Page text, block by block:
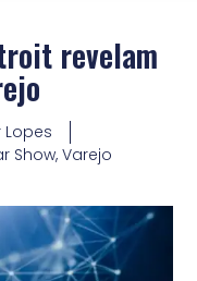
revelam
Lopes
Show, Varejo